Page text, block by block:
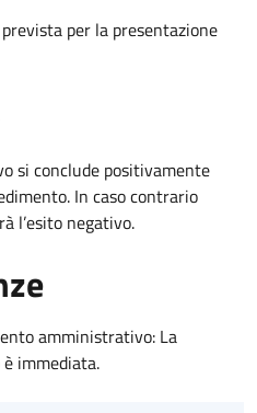
per la presentazione
si conclude positivamente
In caso contrario
l’esito negativo.
amministrativo: La
immediata.